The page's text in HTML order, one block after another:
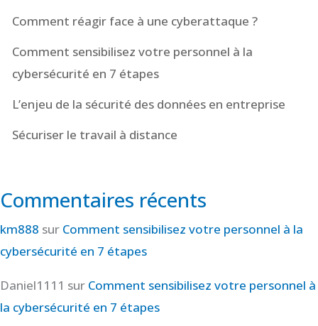
Comment réagir face à une cyberattaque ?
Comment sensibilisez votre personnel à la
cybersécurité en 7 étapes
L’enjeu de la sécurité des données en entreprise
Sécuriser le travail à distance
Commentaires récents
km888 sur Comment sensibilisez votre personnel à la
cybersécurité en 7 étapes
Daniel1111 sur Comment sensibilisez votre personnel à
la cybersécurité en 7 étapes